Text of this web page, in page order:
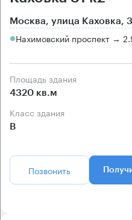
Москва, улица Каховка,
Нахимовский проспект →
Площадь здания
4320 кв.м
Класс здания
B
Позвонить